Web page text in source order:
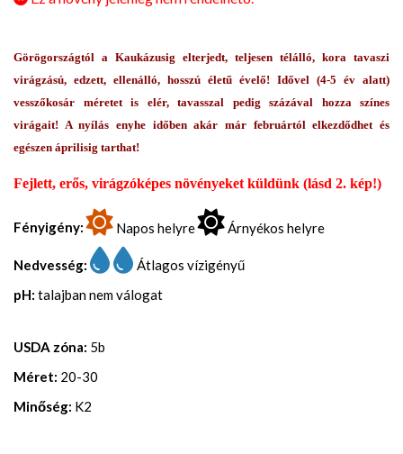
Görögországtól a Kaukázusig elterjedt, teljesen télálló, kora tavaszi
virágzású, edzett, ellenálló, hosszú életű évelő! Idővel (4-5 év alatt)
vesszőkosár méretet is elér, tavasszal pedig százával hozza színes
virágait! A nyílás enyhe időben akár már februártól elkezdődhet és
egészen áprilisig tarthat!
Fejlett, erős, virágzóképes növényeket küldünk (lásd 2. kép!)
Fényigény: Napos helyre Árnyékos helyre
Nedvesség:
Átlagos vízigényű
pH: talajban nem válogat
USDA zóna: 5b
Méret: 20-30
Minőség: K2